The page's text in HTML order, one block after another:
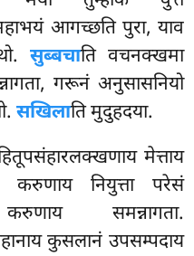
आगच्छति पुरा, याव
सुब्बचाति वचनक्खमा
गरूनं अनुसासनियो
सखिलाति मुदुहदया.
मेत्ताय
करुणाय नियुत्ता परेसं
करुणाय समन्नागता.
कुसलानं उपसम्पदाय